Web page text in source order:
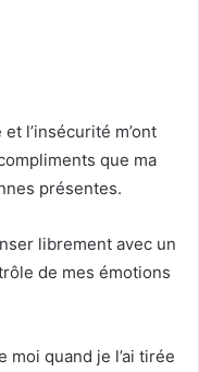
l’insécurité m’ont
que ma
présentes.
librement avec un
de mes émotions
moi quand je l’ai tirée